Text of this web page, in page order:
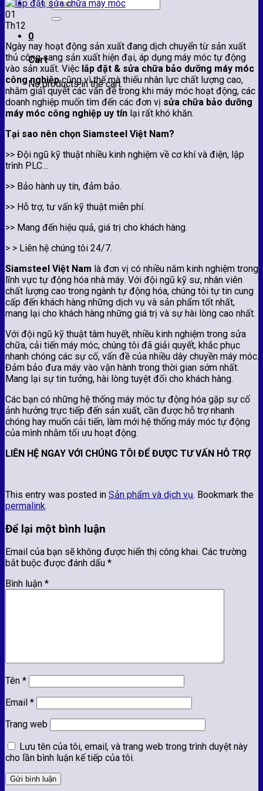
Search
for:
0
Cart
No products in the cart.
01
Th12
Ngày nay hoạt động sản xuất đang dịch chuyển từ sản xuất
thủ công sang sản xuất hiện đại, áp dụng máy móc tự động
vào sản xuất. Việc lắp đặt & sửa chữa bảo dưỡng máy móc
công nghiệpcũng vì thế mà thiếu nhân lực chất lượng cao,
nhằm giải quyết các vấn đề trong khi máy móc hoạt động, các
doanh nghiệp muốn tìm đến các đơn vị sửa chữa bảo dưỡng
máy móc công nghiệp uy tín lại rất khó khăn.
Tại sao nên chọn Siamsteel Việt Nam?
>> Đội ngũ kỹ thuật nhiều kinh nghiệm về cơ khí và điện, lập
trình PLC…
>> Bảo hành uy tín, đảm bảo.
>> Hỗ trợ, tư vấn kỹ thuật miễn phí.
>> Mang đến hiệu quả, giá trị cho khách hàng.
> > Liên hệ chúng tôi 24/7.
Siamsteel Việt Nam là đơn vị có nhiều năm kinh nghiệm trong
lĩnh vực tự động hóa nhà máy. Với đội ngũ kỹ sư, nhân viên
chất lượng cao trong ngành tự động hóa, chúng tôi tự tin cung
cấp đến khách hàng những dịch vụ và sản phẩm tốt nhất,
mang lại cho khách hàng những giá trị và sự hài lòng cao nhất.
Với đội ngũ kỹ thuật tâm huyết, nhiều kinh nghiệm trong sửa
chữa, cải tiến máy móc, chúng tôi đã giải quyết, khắc phục
nhanh chóng các sự cố, vấn đề của nhiều dây chuyền máy móc.
Đảm bảo đưa máy vào vận hành trong thời gian sớm nhất.
Mang lại sự tin tưởng, hài lòng tuyệt đối cho khách hàng.
Các bạn có những hệ thống máy móc tự động hóa gặp sự cố
ảnh hưởng trực tiếp đến sản xuất, cần được hỗ trợ nhanh
chóng hay muốn cải tiến, làm mới hệ thống máy móc tự động
của mình nhằm tối ưu hoạt động.
LIÊN HỆ NGAY VỚI CHÚNG TÔI ĐỂ ĐƯỢC TƯ VẤN HỖ TRỢ
This entry was posted in Sản phẩm và dịch vụ. Bookmark the
permalink.
Để lại một bình luận
Email của bạn sẽ không được hiển thị công khai. Các trường
bắt buộc được đánh dấu *
Bình luận *
Tên *
Email *
Trang web
Lưu tên của tôi, email, và trang web trong trình duyệt này
cho lần bình luận kế tiếp của tôi.